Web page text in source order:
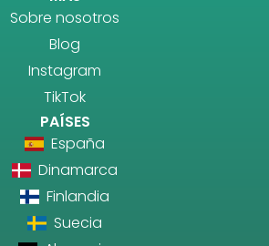
Sobre nosotros
Blog
Instagram
TikTok
PAÍSES
España
Dinamarca
Finlandia
Suecia